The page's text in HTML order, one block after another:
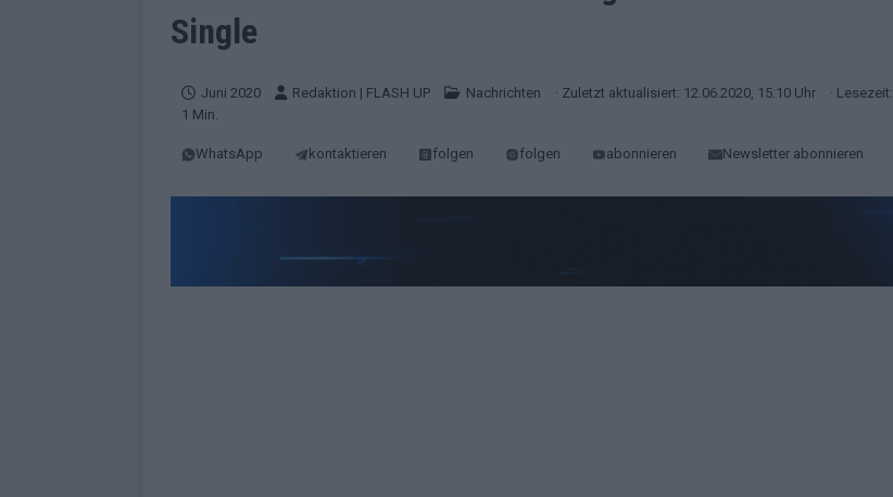
KOMMENTAR
EUROVISION
[ Mai 2026 ] Das ESC-Finale ist komplett – 26 Länder wollen den Sieg in Wien EUROVISION
KOMMENTAR
Single
Juni 2020 Redaktion | FLASH UP Nachrichten · Zuletzt aktualisiert: 12.06.2020, 15:10 Uhr
· Lesezeit:
1 Min.
WhatsApp kontaktieren folgen folgen abonnieren Newsletter abonnieren